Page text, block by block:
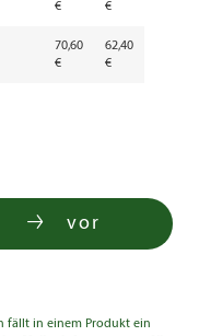
€
€
70,60
€
62,40
€
vor
fällt in einem Produkt ein